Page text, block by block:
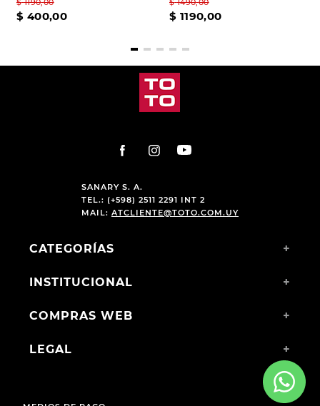
$ 1190,00
$ 400,00
$ 1490,00
$ 1190,00
SANARY S. A.
TEL.: (+598) 2511 2291 INT 2
MAIL: ATCLIENTE@TOTO.COM.UY
CATEGORÍAS +
INSTITUCIONAL +
COMPRAS WEB +
LEGAL +